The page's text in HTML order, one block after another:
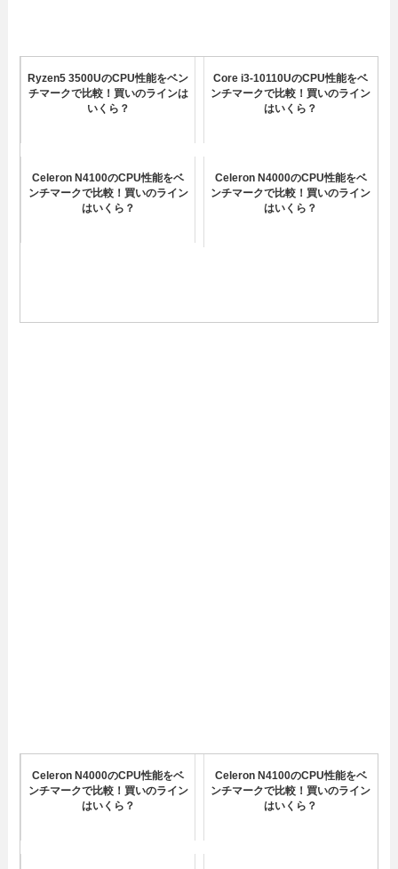
Ryzen5 3500UのCPU性能をベン
チマークで比較！買いのラインは
いくら？
Core i3-10110UのCPU性能をベ
ンチマークで比較！買いのライン
はいくら？
Celeron N4100のCPU性能をベ
ンチマークで比較！買いのライン
はいくら？
Celeron N4000のCPU性能をベ
ンチマークで比較！買いのライン
はいくら？
Celeron N4000のCPU性能をベ
ンチマークで比較！買いのライン
はいくら？
Celeron N4100のCPU性能をベ
ンチマークで比較！買いのライン
はいくら？